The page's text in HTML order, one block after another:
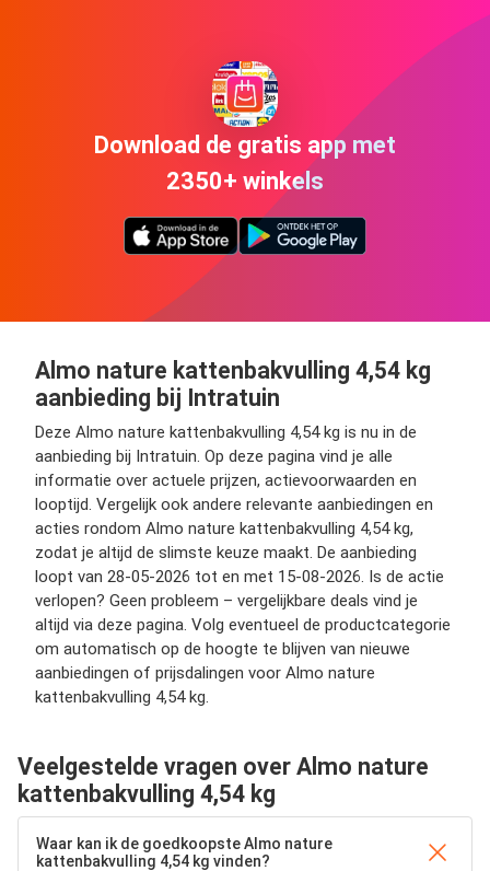
Download de gratis app met
2350+ winkels
Almo nature kattenbakvulling 4,54 kg
aanbieding bij Intratuin
Deze Almo nature kattenbakvulling 4,54 kg is nu in de
aanbieding bij Intratuin. Op deze pagina vind je alle
informatie over actuele prijzen, actievoorwaarden en
looptijd. Vergelijk ook andere relevante aanbiedingen en
acties rondom Almo nature kattenbakvulling 4,54 kg,
zodat je altijd de slimste keuze maakt. De aanbieding
loopt van 28-05-2026 tot en met 15-08-2026. Is de actie
verlopen? Geen probleem – vergelijkbare deals vind je
altijd via deze pagina. Volg eventueel de productcategorie
om automatisch op de hoogte te blijven van nieuwe
aanbiedingen of prijsdalingen voor Almo nature
kattenbakvulling 4,54 kg.
Veelgestelde vragen over Almo nature
kattenbakvulling 4,54 kg
Waar kan ik de goedkoopste Almo nature
kattenbakvulling 4,54 kg vinden?